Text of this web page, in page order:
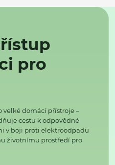
pro
velké domácí přístroje –
cestu k odpovědné
v boji proti elektroodpadu
životnímu prostředí pro